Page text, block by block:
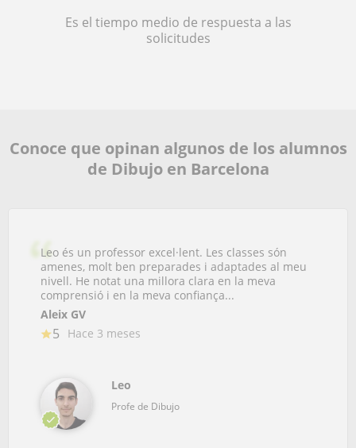
Es el tiempo medio de respuesta a las
solicitudes
Conoce que opinan algunos de los alumnos
de Dibujo en Barcelona
Leo és un professor excel·lent. Les classes són
amenes, molt ben preparades i adaptades al meu
nivell. He notat una millora clara en la meva
comprensió i en la meva confiança...
Aleix GV
5 Hace 3 meses
Leo
Profe de Dibujo